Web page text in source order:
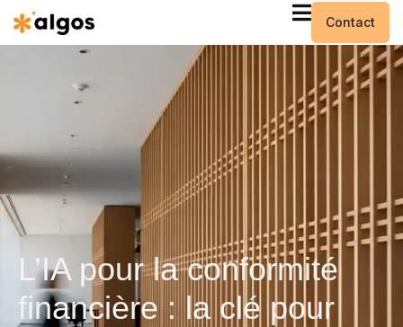
Contact
L’IA pour la conformité
financière : la clé pour